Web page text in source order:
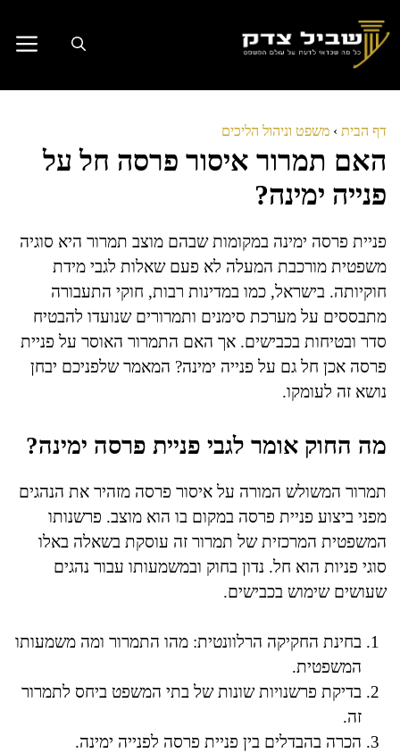
לתוכן
דף הבית › משפט וניהול הליכים
האם תמרור איסור פרסה חל על
פנייה ימינה?
פניית פרסה ימינה במקומות שבהם מוצב תמרור היא סוגיה
משפטית מורכבת המעלה לא פעם שאלות לגבי מידת
חוקיותה. בישראל, כמו במדינות רבות, חוקי התעבורה
מתבססים על מערכת סימנים ותמרורים שנועדו להבטיח
סדר ובטיחות בכבישים. אך האם התמרור האוסר על פניית
פרסה אכן חל גם על פנייה ימינה? המאמר שלפניכם יבחן
נושא זה לעומקו.
מה החוק אומר לגבי פניית פרסה ימינה?
תמרור המשולש המורה על איסור פרסה מזהיר את הנהגים
מפני ביצוע פניית פרסה במקום בו הוא מוצב. פרשנותו
המשפטית המרכזית של תמרור זה עוסקת בשאלה באלו
סוגי פניות הוא חל. נדון בחוק ובמשמעותו עבור נהגים
שעושים שימוש בכבישים.
בחינת החקיקה הרלוונטית: מהו התמרור ומה משמעותו
המשפטית.
בדיקת פרשנויות שונות של בתי המשפט ביחס לתמרור
זה.
הכרה בהבדלים בין פניית פרסה לפנייה ימינה.